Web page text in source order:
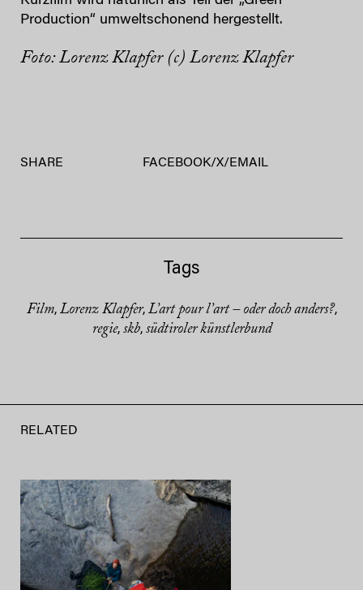
Production“ umweltschonend hergestellt.
Foto: Lorenz Klapfer (c) Lorenz Klapfer
SHARE FACEBOOK/X/ EMAIL
Tags
Film, Lorenz Klapfer, L’art pour l’art – oder doch anders?,
regie, skb, südtiroler künstlerbund
RELATED